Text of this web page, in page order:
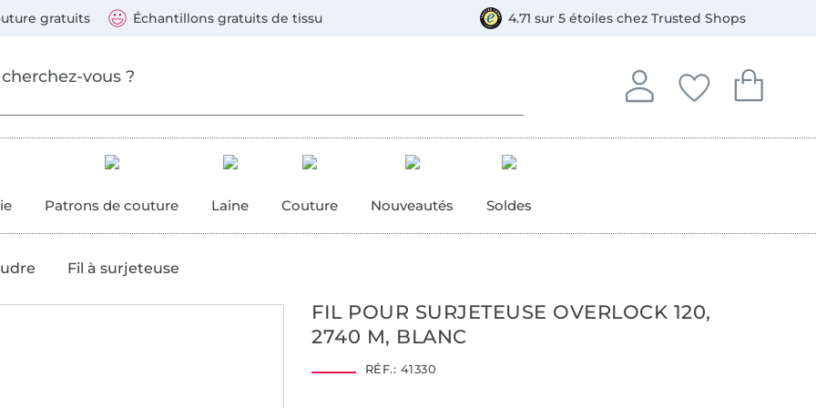
gratuits Échantillons gratuits de tissu 4.71 sur 5 étoiles chez Trusted Shops
Se connecter
Se connecter à votre
Mes favoris
Vous avez
Mon
Vous avez
Patrons de couture Laine Couture Nouveautés Soldes
Fil à surjeteuse
FIL POUR SURJETEUSE OVERLOCK 120,
2740 M, BLANC
RÉF.: 41330
suivants : Visa, Mastercard, Carte bleue, PayPal, Virement, Bancontact